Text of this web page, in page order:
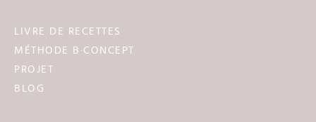
LIVRE DE RECETTES
MÉTHODE B·CONCEPT
PROJET
BLOG